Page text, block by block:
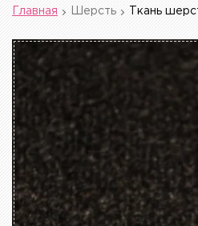
Главная Шерсть Ткань